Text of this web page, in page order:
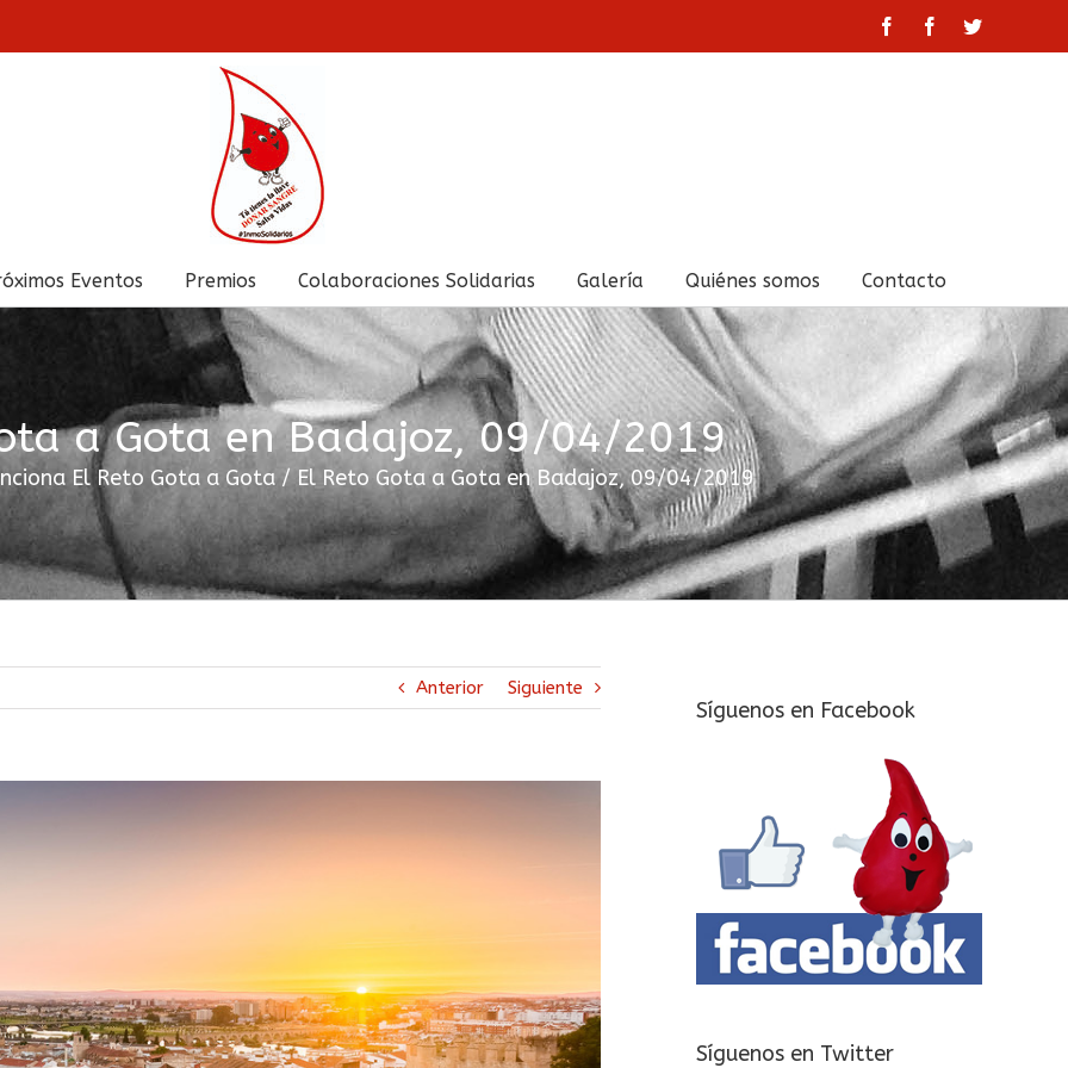
facebookfacebooktwitter
Eventos Premios Colaboraciones Solidarias Galería Quiénes somos Contacto
a Gota en Badajoz, 09/04/2019
El Reto Gota a Gota / El Reto Gota a Gota en Badajoz, 09/04/2019
Anterior Siguiente
Síguenos en Facebook
Síguenos en Twitter